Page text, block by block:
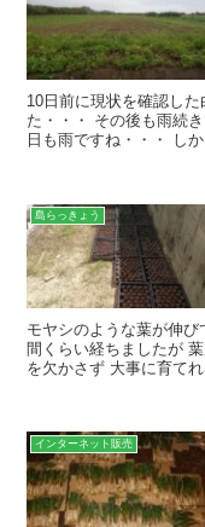
10日前に現状を確認し
た・・・ その後も雨続
日も雨ですね・・・ し
島らっきょう
モヤシのような葉が伸
間くらい経ちましたが
を欠かさず 大事に育て
インターネット販売